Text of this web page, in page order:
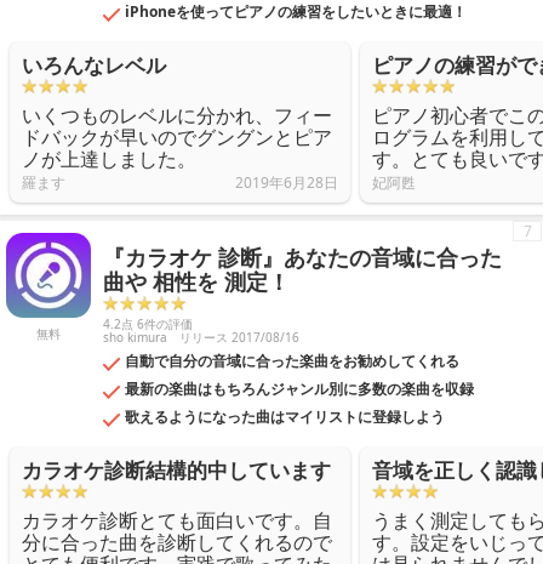
iPhoneを使ってピアノの練習をしたいときに最適！
いろんなレベル
いくつものレベルに分かれ、フィー
ドバックが早いのでグングンとピア
ノが上達しました。
羅ます 2019年6月28日
ピアノの練習がで
ピアノ初心者でこ
ログラムを利用し
す。とても良いで
妃阿甦
無料
『カラオケ 診断』あなたの音域に合った
曲や 相性を 測定！
4.2点 6件の評価
sho kimura リリース 2017/08/16
自動で自分の音域に合った楽曲をお勧めしてくれる
最新の楽曲はもちろんジャンル別に多数の楽曲を収録
歌えるようになった曲はマイリストに登録しよう
7
カラオケ診断結構的中しています
カラオケ診断とても面白いです。自
分に合った曲を診断してくれるので
音域を正しく認
うまく測定しても
す。設定をいじっ